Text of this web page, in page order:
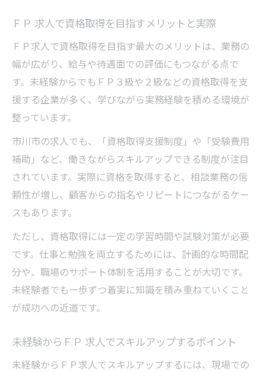
ＦＰ 求人で資格取得を目指すメリットと実際
ＦＰ求人で資格取得を目指す最大のメリットは、業務の
幅が広がり、給与や待遇面での評価にもつながる点で
す。未経験からでもＦＰ３級や２級などの資格取得を支
援する企業が多く、学びながら実務経験を積める環境が
整っています。
市川市の求人でも、「資格取得支援制度」や「受験費用
補助」など、働きながらスキルアップできる制度が注目
されています。実際に資格を取得すると、相談業務の信
頼性が増し、顧客からの指名やリピートにつながるケー
スもあります。
ただし、資格取得には一定の学習時間や試験対策が必要
です。仕事と勉強を両立するためには、計画的な時間配
分や、職場のサポート体制を活用することが大切です。
未経験者でも一歩ずつ着実に知識を積み重ねていくこと
が成功への近道です。
未経験からＦＰ 求人でスキルアップするポイント
未経験からＦＰ求人でスキルアップするには、現場での